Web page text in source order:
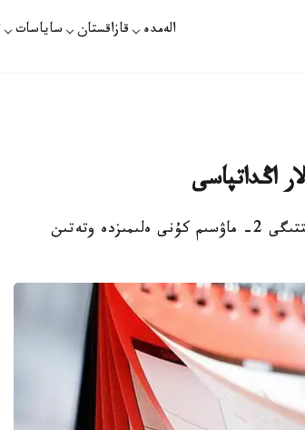
الەمدە قازاقستان ساياسات
نۇر-سۇلتان. قازاقپارات - «قازاقپارات» حالىقارالىق اقپارات اگەنتتىگى 2- ماۋسىم كۇنى ەلىمىزدە وتەتىن